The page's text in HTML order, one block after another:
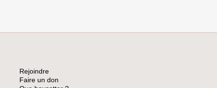
Rejoindre
Faire un don